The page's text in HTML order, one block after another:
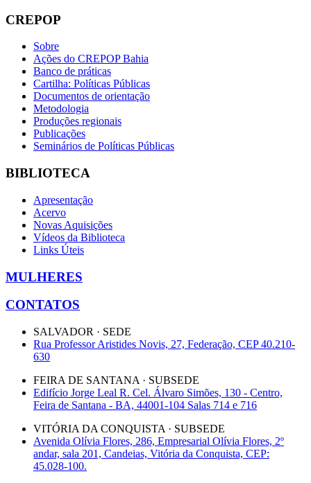
CREPOP
Sobre
Ações do CREPOP Bahia
Banco de práticas
Cartilha: Políticas Públicas
Documentos de orientação
Metodologia
Produções regionais
Publicações
Seminários de Políticas Públicas
BIBLIOTECA
Apresentação
Acervo
Novas Aquisições
Vídeos da Biblioteca
Links Úteis
MULHERES
CONTATOS
SALVADOR · SEDE
Rua Professor Aristides Novis, 27, Federação, CEP 40.210-
630
FEIRA DE SANTANA · SUBSEDE
Edifício Jorge Leal R. Cel. Álvaro Simões, 130 - Centro,
Feira de Santana - BA, 44001-104 Salas 714 e 716
VITÓRIA DA CONQUISTA · SUBSEDE
Avenida Olívia Flores, 286, Empresarial Olívia Flores, 2º
andar, sala 201, Candeias, Vitória da Conquista, CEP:
45.028-100.